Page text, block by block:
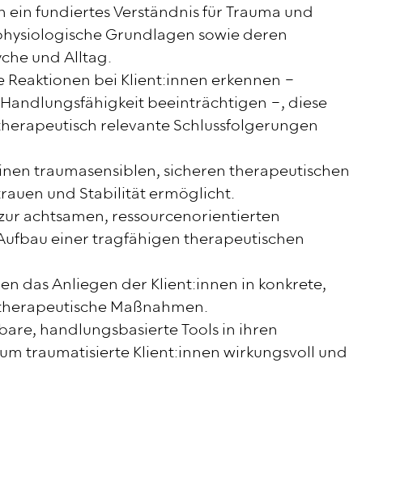
fundiertes Verständnis für Trauma und
Grundlagen sowie deren
und Alltag.
Reaktionen bei Klient:innen erkennen –
beeinträchtigen –, diese
relevante Schlussfolgerungen
traumasensiblen, sicheren therapeutischen
und Stabilität ermöglicht.
achtsamen, ressourcenorientierten
einer tragfähigen therapeutischen
das Anliegen der Klient:innen in konkrete,
Maßnahmen.
handlungsbasierte Tools in ihren
traumatisierte Klient:innen wirkungsvoll und